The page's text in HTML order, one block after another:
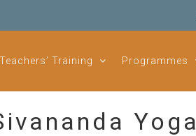
Teachers’ Training Programmes
Yoga